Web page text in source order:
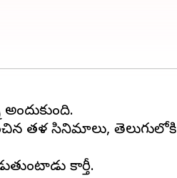
తమిళ సినిమాలు, తెలుగులోకి
కార్తీ.